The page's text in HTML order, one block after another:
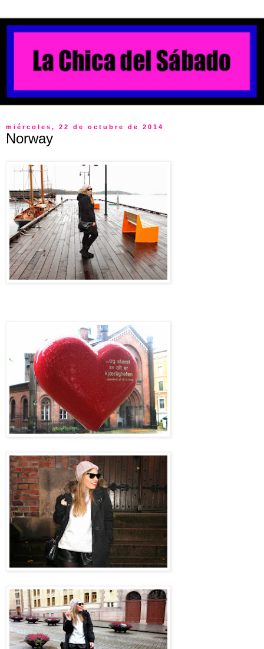
miércoles, 22 de octubre de 2014
Norway